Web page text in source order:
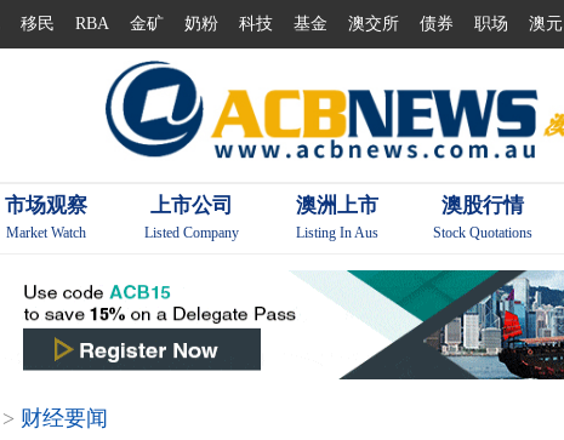
移民 RBA 金矿 奶粉 科技 基金 澳交所 债券 职场 澳元
市场观察
Market Watch
上市公司
Listed Company
澳洲上市
Listing In Aus
澳股行情
Stock Quotations
> 财经要闻